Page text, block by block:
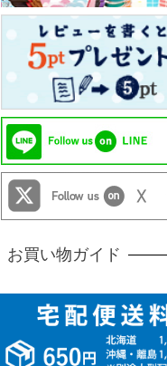
お買い物ガイド